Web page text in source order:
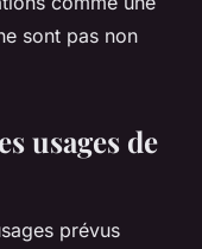
sont pas non
usages de
prévus